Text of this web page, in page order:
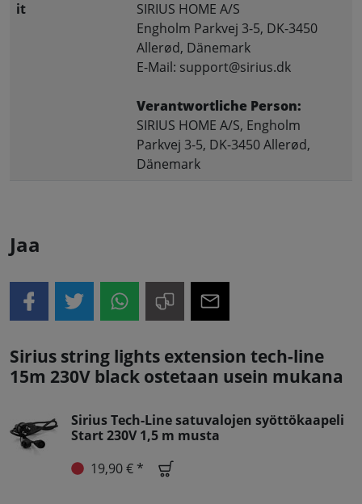
it
SIRIUS HOME A/S
Engholm Parkvej 3-5, DK-3450
Allerød, Dänemark
E-Mail: support@sirius.dk
Verantwortliche Person:
SIRIUS HOME A/S, Engholm
Parkvej 3-5, DK-3450 Allerød,
Dänemark
Jaa
Sirius string lights extension tech-line
15m 230V black ostetaan usein mukana
Sirius Tech-Line satuvalojen syöttökaapeli
Start 230V 1,5 m musta
19,90 € *